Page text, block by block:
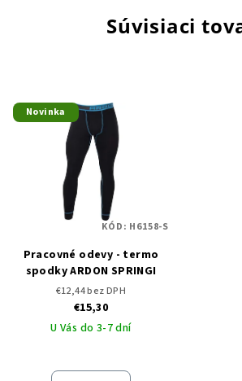
Súvisiaci
Novinka
Pracovné odevy - termo
spodky ARDON SPRINGI
€12,44 bez DPH
€15,30
U Vás do 3-7 dní
KÓD: H6158-S